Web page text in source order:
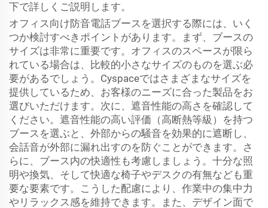
下で詳しくご説明します。
オフィス向け防音電話ブースを選択する際には、いく
つか検討すべきポイントがあります。まず、ブースの
サイズは非常に重要です。オフィスのスペースが限ら
れている場合は、比較的小さなサイズのものを選ぶ必
要があるでしょう。Cyspaceではさまざまなサイズを
提供しているため、お客様のニーズに合った製品をお
選びいただけます。次に、遮音性能の高さを確認して
ください。遮音性能の高い評価（高断熱等級）を持つ
ブースを選ぶと、外部からの騒音を効果的に遮断し、
会話音が外部に漏れ出すのを防ぐことができます。さ
らに、ブース内の快適性も考慮しましょう。十分な照
明や換気、そして快適な椅子やデスクの有無なども重
要な要素です。こうした配慮により、作業中の集中力
やリラックス感を維持できます。また、デザイン面で